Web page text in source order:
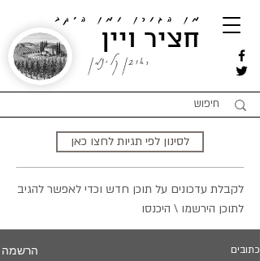
מן הגורן ומן היקב
חציר ויין
ראובן קלינמן
לסינון לפי תגיות לחצו כאן
לקבלת עדכונים על תוכן חדש וכדי לאפשר להגיב
לתוכן הירשמו \ היכנסו
כתובים הרשמה